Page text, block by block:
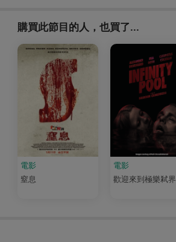
購買此節目的人，也買了...
電影
窒息
電影
歡迎來到極樂弒界